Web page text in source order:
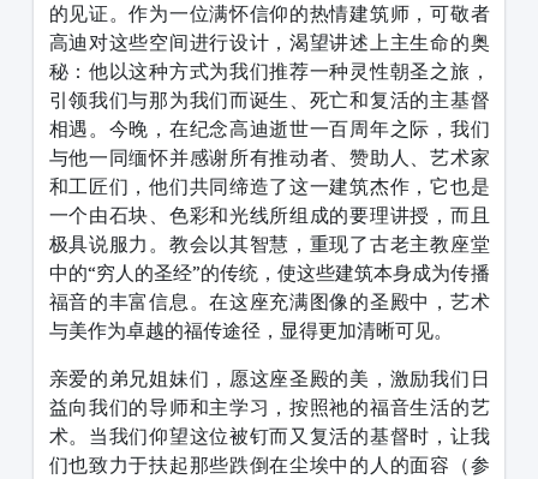
的见证。作为一位满怀信仰的热情建筑师，可敬者
高迪对这些空间进行设计，渴望讲述上主生命的奥
秘：他以这种方式为我们推荐一种灵性朝圣之旅，
引领我们与那为我们而诞生、死亡和复活的主基督
相遇。今晚，在纪念高迪逝世一百周年之际，我们
与他一同缅怀并感谢所有推动者、赞助人、艺术家
和工匠们，他们共同缔造了这一建筑杰作，它也是
一个由石块、色彩和光线所组成的要理讲授，而且
极具说服力。教会以其智慧，重现了古老主教座堂
中的“穷人的圣经”的传统，使这些建筑本身成为传播
福音的丰富信息。在这座充满图像的圣殿中，艺术
与美作为卓越的福传途径，显得更加清晰可见。
亲爱的弟兄姐妹们，愿这座圣殿的美，激励我们日
益向我们的导师和主学习，按照祂的福音生活的艺
术。当我们仰望这位被钉而又复活的基督时，让我
们也致力于扶起那些跌倒在尘埃中的人的面容（参